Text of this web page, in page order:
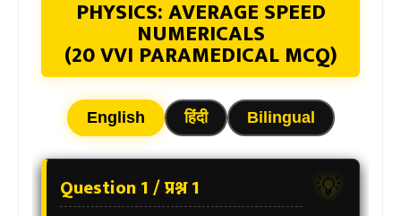
PHYSICS: AVERAGE SPEED
NUMERICALS
(20 VVI PARAMEDICAL MCQ)
English हिंदी Bilingual
💡
Question 1 / प्रश्न 1